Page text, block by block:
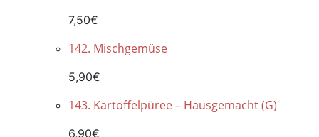
7,50€
142. Mischgemüse
5,90€
143. Kartoffelpüree – Hausgemacht (G)
6,90€